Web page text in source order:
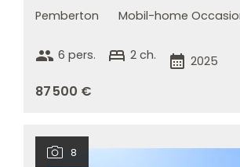
Pemberton Mobil-home
group 6 pers. bed 2 ch. calendar_month 2025
87 500 €
8